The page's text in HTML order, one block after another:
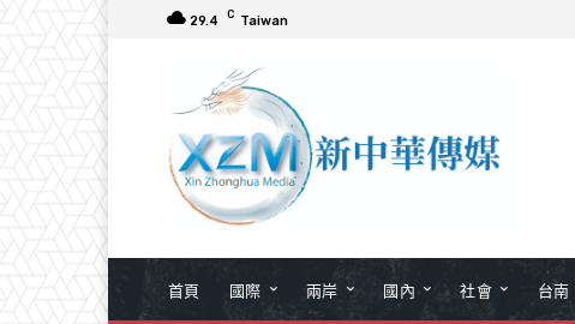
29.4 C Taiwan
首頁 國際 兩岸 國內 社會 台南